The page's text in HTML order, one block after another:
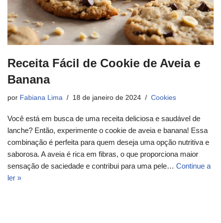
Receita Fácil de Cookie de Aveia e
Banana
por Fabiana Lima 18 de janeiro de 2024 Cookies
Você está em busca de uma receita deliciosa e saudável de
lanche? Então, experimente o cookie de aveia e banana! Essa
combinação é perfeita para quem deseja uma opção nutritiva e
saborosa. A aveia é rica em fibras, o que proporciona maior
sensação de saciedade e contribui para uma pele… Continue a
ler »